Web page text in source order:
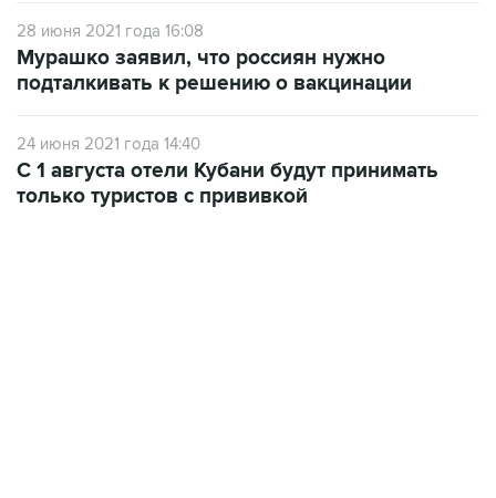
28 июня 2021 года 16:08
Мурашко заявил, что россиян нужно
подталкивать к решению о вакцинации
24 июня 2021 года 14:40
С 1 августа отели Кубани будут принимать
только туристов с прививкой